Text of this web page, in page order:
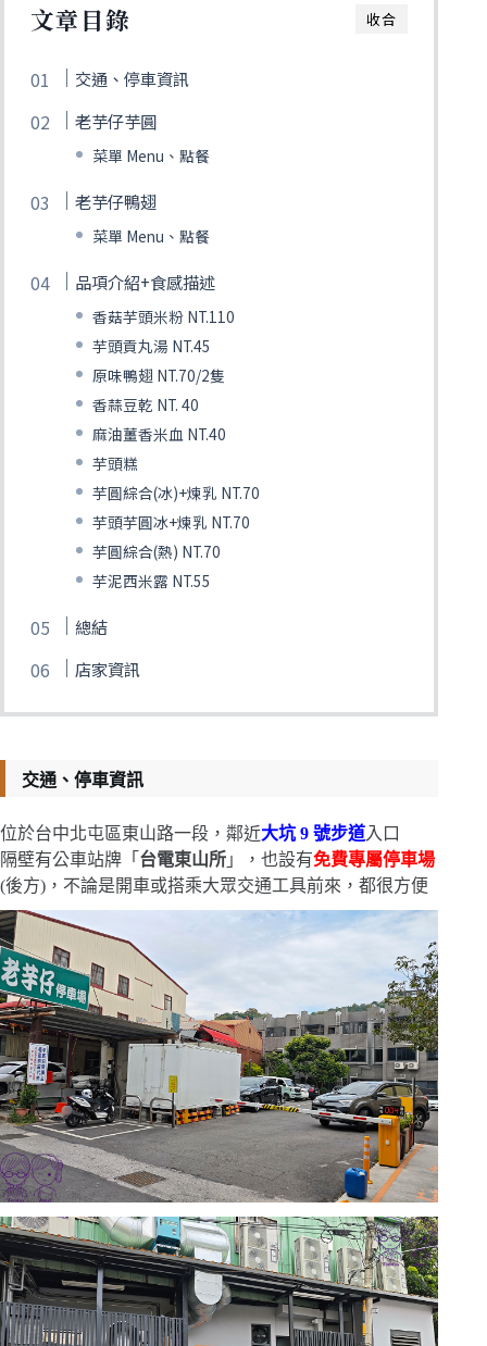
收合
文章目錄
交通、停車資訊
老芋仔芋圓
菜單 Menu、點餐
老芋仔鴨翅
菜單 Menu、點餐
品項介紹+食感描述
香菇芋頭米粉 NT.110
芋頭貢丸湯 NT.45
原味鴨翅 NT.70/2隻
香蒜豆乾 NT. 40
麻油薑香米血 NT.40
芋頭糕
芋圓綜合(冰)+煉乳 NT.70
芋頭芋圓冰+煉乳 NT.70
芋圓綜合(熱) NT.70
芋泥西米露 NT.55
總結
店家資訊
交通、停車資訊
位於台中北屯區東山路一段，鄰近大坑 9 號步道入口
隔壁有公車站牌「 台電東山所 」，也設有免費專屬停車場
(後方)，不論是開車或搭乘大眾交通工具前來，都很方便